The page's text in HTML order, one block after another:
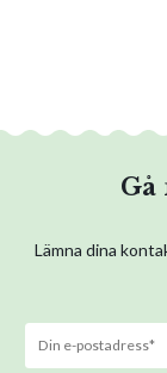
Lämna dina